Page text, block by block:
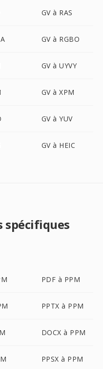
GV à RAS
GV à RGBO
GV à UYVY
GV à XPM
GV à YUV
GV à HEIC
spécifiques
PDF à PPM
PPTX à PPM
DOCX à PPM
PPSX à PPM